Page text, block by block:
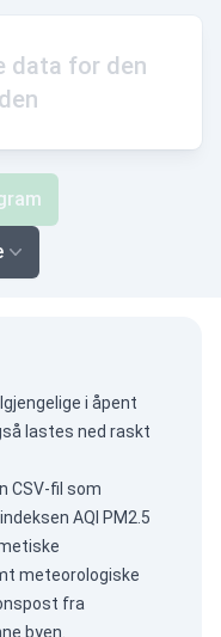
data for den
i åpent
lastes ned raskt
CSV-fil som
AQI PM2.5
meteorologiske
fra
byen.